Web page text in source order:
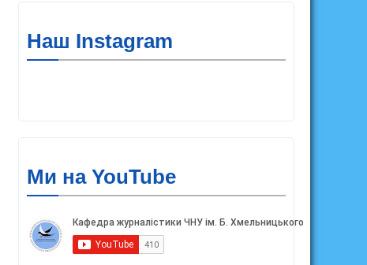
Наш Instagram
Ми на YouTube